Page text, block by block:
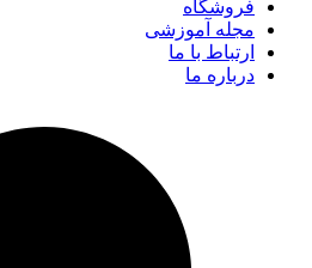
فروشگاه
مجله آموزشی
ارتباط با ما
درباره ما